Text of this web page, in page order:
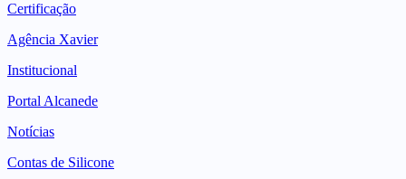
Certificação
Agência Xavier
Institucional
Portal Alcanede
Notícias
Contas de Silicone